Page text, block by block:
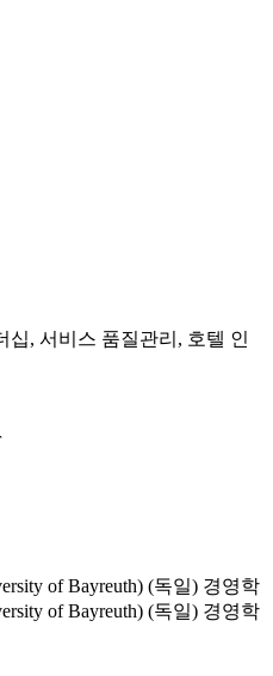
십, 서비스 품질관리, 호텔 인
of Bayreuth) (독일) 경영학
of Bayreuth) (독일) 경영학